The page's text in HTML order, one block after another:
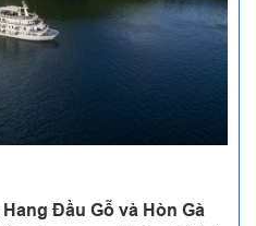
Đầu Gỗ và Hòn Gà